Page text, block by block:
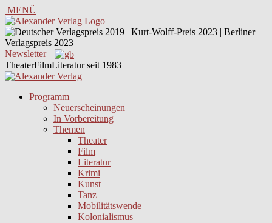
MENÜ
Newsletter
TheaterFilmLiteratur seit 1983
Programm
Neuerscheinungen
In Vorbereitung
Themen
Theater
Film
Literatur
Krimi
Kunst
Tanz
Mobilitätswende
Kolonialismus